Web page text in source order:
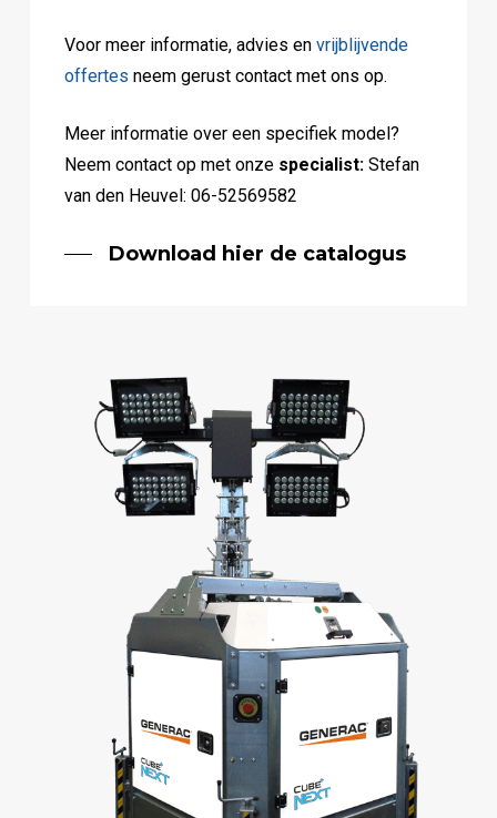
Voor meer informatie, advies envrijblijvende
offertes neem gerust contact met ons op.
Meer informatie over een specifiek model?
Neem contact op met onze specialist: Stefan
van den Heuvel: 06-52569582
Download hier de catalogus